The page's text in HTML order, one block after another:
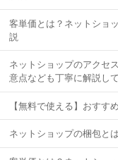
客単価とは？ネットショ
説
ネットショップのアクセ
意点なども丁寧に解説し
【無料で使える】おすす
ネットショップの梱包と